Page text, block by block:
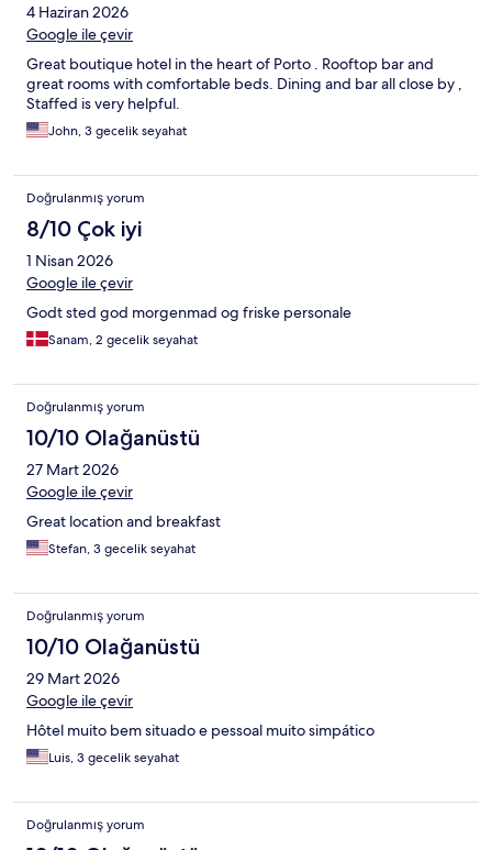
4 Haziran 2026
Google ile çevir
Great boutique hotel in the heart of Porto . Rooftop bar and
great rooms with comfortable beds. Dining and bar all close by ,
Staffed is very helpful.
John, 3 gecelik seyahat
Doğrulanmış yorum
8/10 Çok iyi
1 Nisan 2026
Google ile çevir
Godt sted god morgenmad og friske personale
Sanam, 2 gecelik seyahat
Doğrulanmış yorum
10/10 Olağanüstü
27 Mart 2026
Google ile çevir
Great location and breakfast
Stefan, 3 gecelik seyahat
Doğrulanmış yorum
10/10 Olağanüstü
29 Mart 2026
Google ile çevir
Hôtel muito bem situado e pessoal muito simpático
Luis, 3 gecelik seyahat
Doğrulanmış yorum